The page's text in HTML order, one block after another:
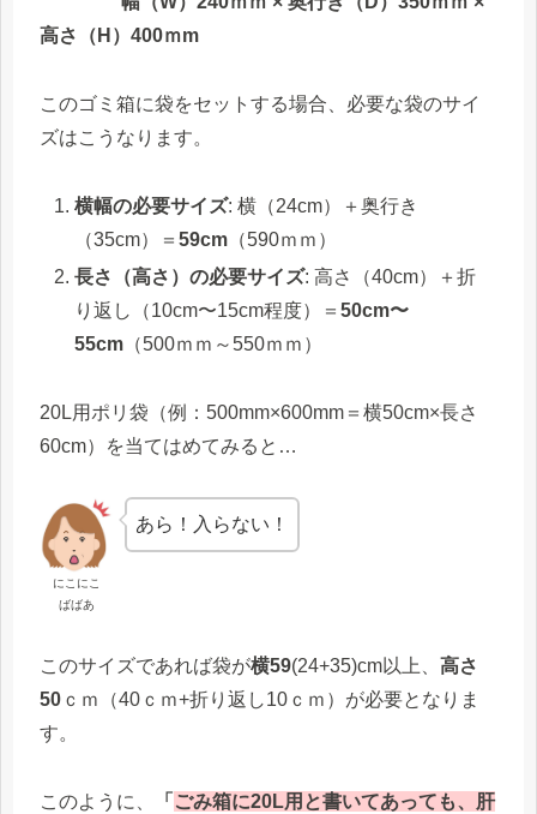
高さ（H）400ｍm
このゴミ箱に袋をセットする場合、必要な袋のサイ
ズはこうなります。
横幅の必要サイズ: 横（24cm）＋奥行き
（35cm）＝59cm （590ｍｍ）
長さ（高さ）の必要サイズ: 高さ（40cm）＋折
り返し（10cm〜15cm程度）＝50cm〜
55cm （500ｍｍ～550ｍｍ）
20L用ポリ袋（例：500mm×600mm＝横50cm×長さ
60cm）を当てはめてみると…
にこにこ
ばばあ
あら！入らない！
このサイズであれば袋が横59(24+35)cm以上、 高さ
50 ｃｍ（40ｃｍ+折り返し10ｃｍ）が必要となりま
す。
このように、 「 ごみ箱に20L用と書いてあっても、肝